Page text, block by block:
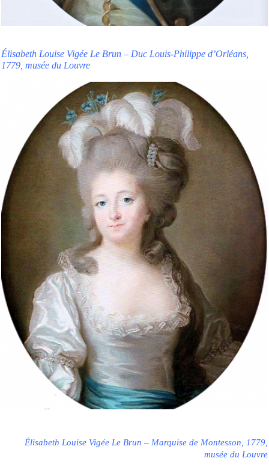
Élisabeth Louise Vigée Le Brun – Duc Louis-Philippe d’Orléans,
1779, musée du Louvre
Élisabeth Louise Vigée Le Brun – Marquise de Montesson, 1779,
musée du Louvre